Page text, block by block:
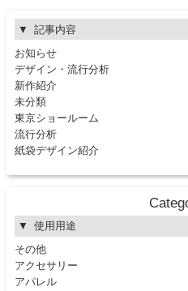
記事内容
お知らせ
デザイン・流行分析
新作紹介
未分類
東京ショールーム
流行分析
紙袋デザイン紹介
使用用途
その他
アクセサリー
アパレル